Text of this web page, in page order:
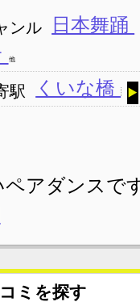
ンル
日本舞踊
他
駅 くいな橋
アダンスで
ミを探す